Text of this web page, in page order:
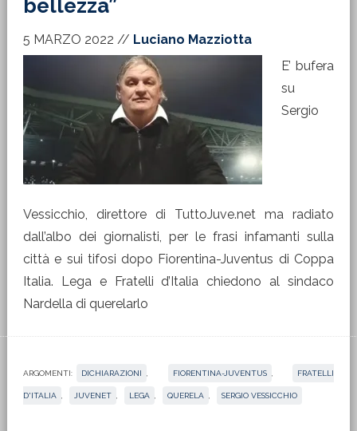
bellezza”
5 MARZO 2022 // Luciano Mazziotta
E’ bufera
su
Sergio
Vessicchio, direttore di TuttoJuve.net ma radiato
dall’albo dei giornalisti, per le frasi infamanti sulla
città e sui tifosi dopo Fiorentina-Juventus di Coppa
Italia. Lega e Fratelli d’Italia chiedono al sindaco
Nardella di querelarlo
ARGOMENTI: DICHIARAZIONI FIORENTINA-JUVENTUS FRATELLI
D'ITALIA JUVENET LEGA QUERELA SERGIO VESSICCHIO